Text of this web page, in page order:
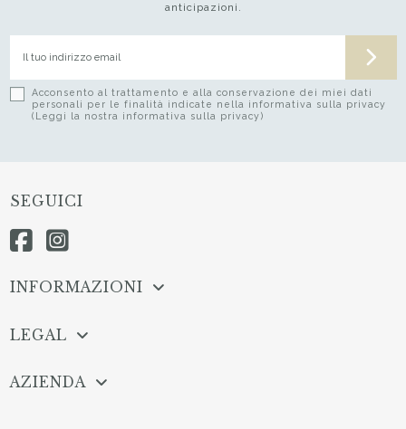
anticipazioni.
Acconsento al trattamento e alla conservazione dei miei dati
personali per le finalità indicate nella informativa sulla privacy
(Leggi la nostra informativa sulla privacy)
SEGUICI
INFORMAZIONI
LEGAL
AZIENDA